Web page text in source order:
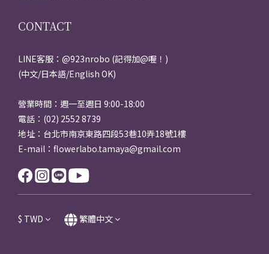
CONTACT
LINE客服：@923nrobo (記得加@喔！)
(中文/日本語/English OK)
營業時間：週一至週日 9:00-18:00
電話：(02) 2552 8739
地址：台北市南京東路四段53巷10弄18號1樓
E-mail：flowerlabo.tamaya@gmail.com
$ TWD 繁體中文